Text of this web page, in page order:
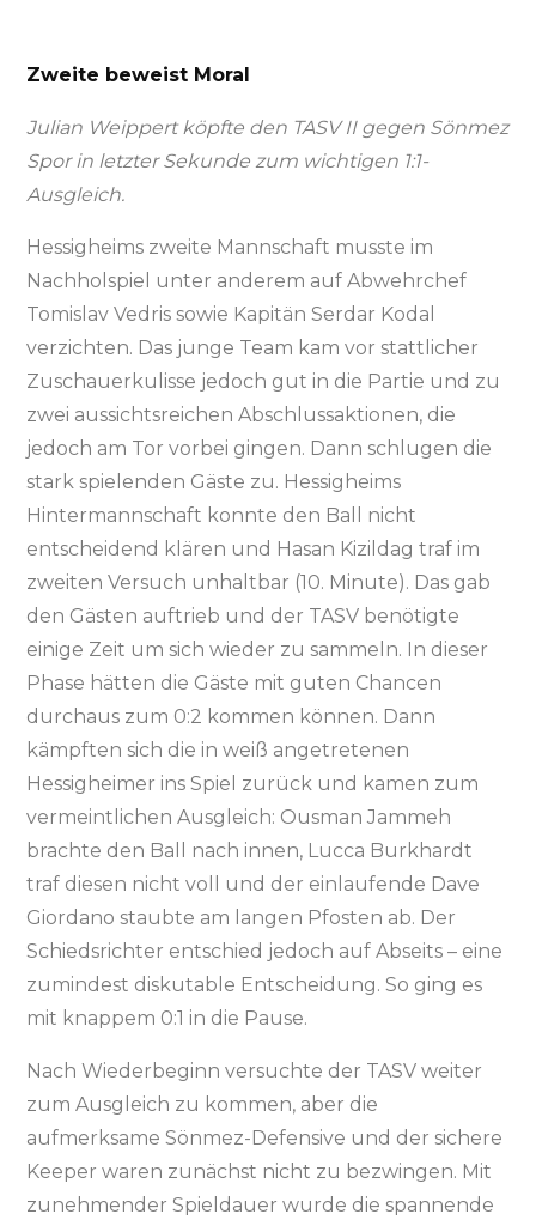
Zweite beweist Moral
Julian Weippert köpfte den TASV II gegen Sönmez
Spor in letzter Sekunde zum wichtigen 1:1-
Ausgleich.
Hessigheims zweite Mannschaft musste im
Nachholspiel unter anderem auf Abwehrchef
Tomislav Vedris sowie Kapitän Serdar Kodal
verzichten. Das junge Team kam vor stattlicher
Zuschauerkulisse jedoch gut in die Partie und zu
zwei aussichtsreichen Abschlussaktionen, die
jedoch am Tor vorbei gingen. Dann schlugen die
stark spielenden Gäste zu. Hessigheims
Hintermannschaft konnte den Ball nicht
entscheidend klären und Hasan Kizildag traf im
zweiten Versuch unhaltbar (10. Minute). Das gab
den Gästen auftrieb und der TASV benötigte
einige Zeit um sich wieder zu sammeln. In dieser
Phase hätten die Gäste mit guten Chancen
durchaus zum 0:2 kommen können. Dann
kämpften sich die in weiß angetretenen
Hessigheimer ins Spiel zurück und kamen zum
vermeintlichen Ausgleich: Ousman Jammeh
brachte den Ball nach innen, Lucca Burkhardt
traf diesen nicht voll und der einlaufende Dave
Giordano staubte am langen Pfosten ab. Der
Schiedsrichter entschied jedoch auf Abseits – eine
zumindest diskutable Entscheidung. So ging es
mit knappem 0:1 in die Pause.
Nach Wiederbeginn versuchte der TASV weiter
zum Ausgleich zu kommen, aber die
aufmerksame Sönmez-Defensive und der sichere
Keeper waren zunächst nicht zu bezwingen. Mit
zunehmender Spieldauer wurde die spannende